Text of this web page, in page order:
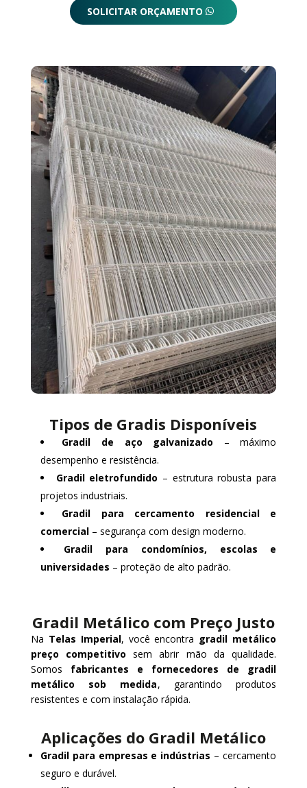
SOLICITAR ORÇAMENTO
Tipos de Gradis Disponíveis
Gradil de aço galvanizado – máximo
desempenho e resistência.
Gradil eletrofundido – estrutura robusta para
projetos industriais.
Gradil para cercamento residencial e
comercial– segurança com design moderno.
Gradil para condomínios, escolas e
universidades – proteção de alto padrão.
Gradil Metálico com Preço Justo
Na Telas Imperial, você encontra gradil metálico
preço competitivo sem abrir mão da qualidade.
Somos fabricantes e fornecedores de gradil
metálico sob medida, garantindo produtos
resistentes e com instalação rápida.
Aplicações do Gradil Metálico
Gradil para empresas e indústrias – cercamento
seguro e durável.